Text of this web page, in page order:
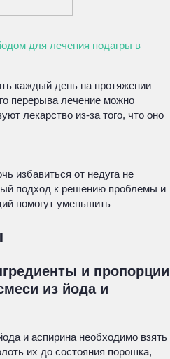
для лечения подагры в
каждый день на протяжении
перерыва лечение можно
лекарство из-за того, что оно
избавиться от недуга не
подход к решению проблемы и
помогут уменьшить
и пропорции
из йода и
и аспирина необходимо взять
их до состояния порошка,